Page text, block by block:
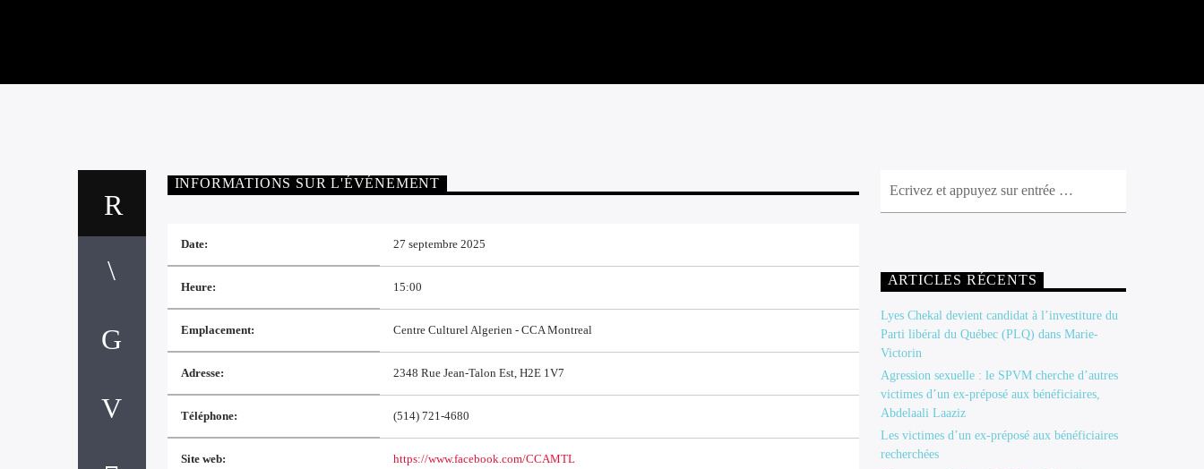
INFORMATIONS SUR L'ÉVÉNEMENT
Date: 27 septembre 2025
Heure: 15:00
Emplacement: Centre Culturel Algerien - CCA Montreal
Adresse: 2348 Rue Jean-Talon Est, H2E 1V7
Téléphone: (514) 721-4680
Site web: https://www.facebook.com/CCAMTL
ARTICLES RÉCENTS
Lyes Chekal devient candidat à l’investiture du
Parti libéral du Québec (PLQ) dans Marie-
Victorin
Agression sexuelle : le SPVM cherche d’autres
victimes d’un ex-préposé aux bénéficiaires,
Abdelaali Laaziz
Les victimes d’un ex-préposé aux bénéficiaires
recherchées